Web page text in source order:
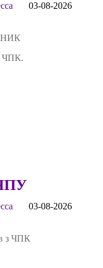
03-08-2026
ЧПК.
03-08-2026
з ЧПК